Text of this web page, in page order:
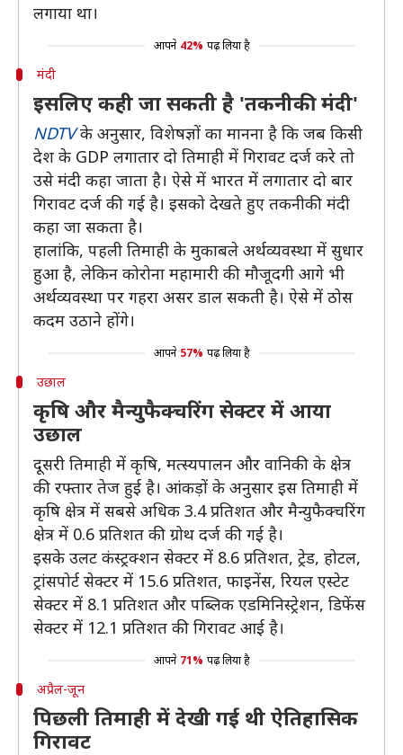
लगाया था।
आपने 42% पढ़ लिया है
मंदी
इसलिए कही जा सकती है 'तकनीकी मंदी'
NDTVके अनुसार, विशेषज्ञों का मानना है कि जब किसी
देश के GDP लगातार दो तिमाही में गिरावट दर्ज करे तो
उसे मंदी कहा जाता है। ऐसे में भारत में लगातार दो बार
गिरावट दर्ज की गई है। इसको देखते हुए तकनीकी मंदी
कहा जा सकता है।
हालांकि, पहली तिमाही के मुकाबले अर्थव्यवस्था में सुधार
हुआ है, लेकिन कोरोना महामारी की मौजूदगी आगे भी
अर्थव्यवस्था पर गहरा असर डाल सकती है। ऐसे में ठोस
कदम उठाने होंगे।
आपने 57% पढ़ लिया है
उछाल
कृषि और मैन्युफैक्चरिंग सेक्टर में आया
उछाल
दूसरी तिमाही में कृषि, मत्स्यपालन और वानिकी के क्षेत्र
की रफ्तार तेज हुई है। आंकड़ों के अनुसार इस तिमाही में
कृषि क्षेत्र में सबसे अधिक 3.4 प्रतिशत और मैन्युफैक्चरिंग
क्षेत्र में 0.6 प्रतिशत की ग्रोथ दर्ज की गई है।
इसके उलट कंस्ट्रक्शन सेक्टर में 8.6 प्रतिशत, ट्रेड, होटल,
ट्रांसपोर्ट सेक्टर में 15.6 प्रतिशत, फाइनेंस, रियल एस्टेट
सेक्टर में 8.1 प्रतिशत और पब्लिक एडमिनिस्ट्रेशन, डिफेंस
सेक्टर में 12.1 प्रतिशत की गिरावट आई है।
आपने 71% पढ़ लिया है
अप्रैल-जून
पिछली तिमाही में देखी गई थी ऐतिहासिक
गिरावट